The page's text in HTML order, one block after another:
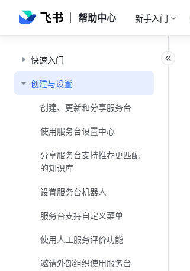
帮助中心 新手入门
快速入门
创建与设置
创建、更新和分享服务台
使用服务台设置中心
分享服务台支持推荐更匹配
的知识库
设置服务台机器人
服务台支持自定义菜单
使用人工服务评价功能
邀请外部组织使用服务台